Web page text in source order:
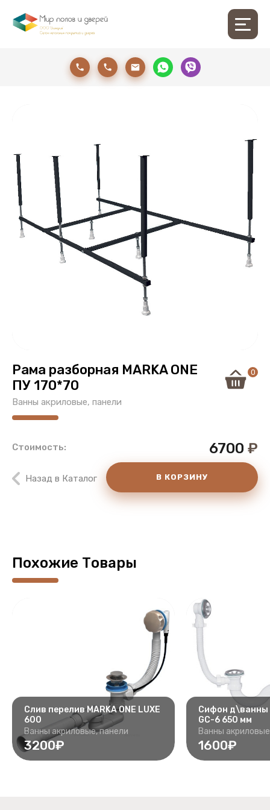
Рама разборная MARKA ONE
ПУ 170*70
Ванны акриловые, панели
0
Стоимость: 6700 ₽
Назад в Каталог В КОРЗИНУ
Похожие Товары
Слив перелив MARKA ONE LUXE
600
Ванны акриловые, панели
3200₽
Сифон д\ванны
GC-6 650 мм
Ванны
1600₽